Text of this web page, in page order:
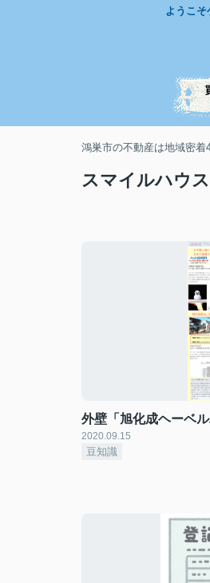
ようこそ
鴻巣市の不動産は地域密
スマイルハウ
外壁「旭化成ヘーベ
2020.09.15
豆知識